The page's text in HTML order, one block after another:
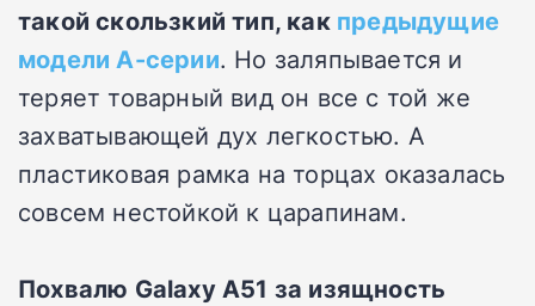
такой скользкий тип, как предыдущие
модели А-серии. Но заляпывается и
теряет товарный вид он все с той же
захватывающей дух легкостью. А
пластиковая рамка на торцах оказалась
совсем нестойкой к царапинам.
Похвалю Galaxy A51 за изящность